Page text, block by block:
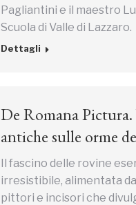
Pagliantini e il maestro
Scuola di Valle di
Dettagli
De Romana
antiche sulle orme
Il fascino delle rovine
irresistibile, alimentata
pittori e incisori che